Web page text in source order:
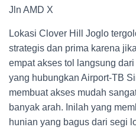
Jln AMD X
Lokasi Clover Hill Joglo
strategis dan prima karena
empat akses tol langsung
yang hubungkan Airport-TB
membuat akses mudah
banyak arah. Inilah yang
hunian yang bagus dari segi